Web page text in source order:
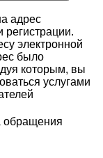
адрес
электронной
было
которым, вы
услугами
обращения